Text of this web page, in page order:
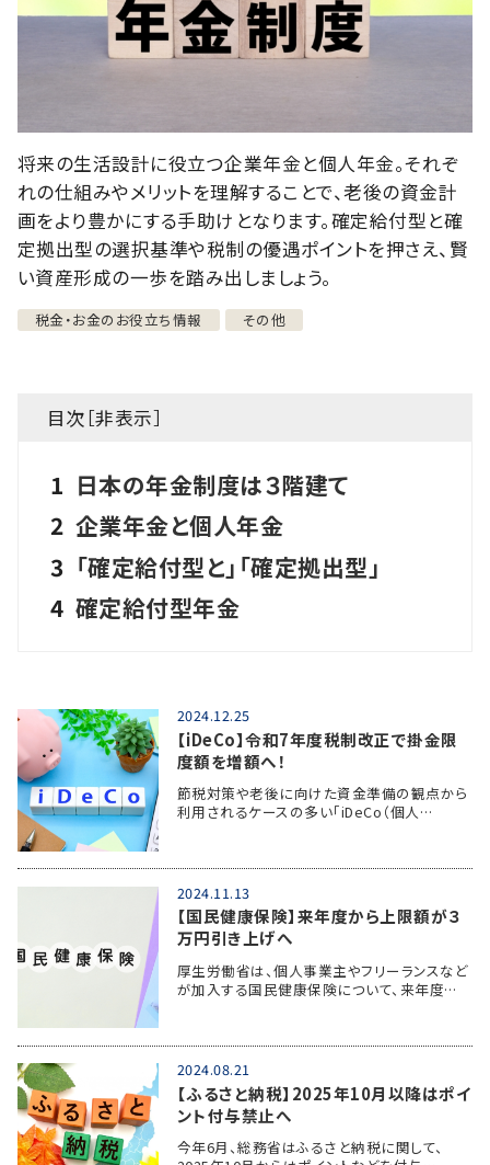
将来の生活設計に役立つ企業年金と個人年金。それぞ
れの仕組みやメリットを理解することで、老後の資金計
画をより豊かにする手助けとなります。確定給付型と確
定拠出型の選択基準や税制の優遇ポイントを押さえ、賢
い資産形成の一歩を踏み出しましょう。
税金・お金のお役立ち情報 その他
目次［非表示］
1 日本の年金制度は３階建て
2 企業年金と個人年金
3 「確定給付型と」「確定拠出型」
4 確定給付型年金
2024.12.25
【iDeCo】令和7年度税制改正で掛金限
度額を増額へ！
節税対策や老後に向けた資金準備の観点から
利用されるケースの多い「iDeCo（個人…
2024.11.13
【国民健康保険】来年度から上限額が３
万円引き上げへ
厚生労働省は、個人事業主やフリーランスなど
が加入する国民健康保険について、来年度…
2024.08.21
【ふるさと納税】2025年10月以降はポイ
ント付与禁止へ
今年6月、総務省はふるさと納税に関して、